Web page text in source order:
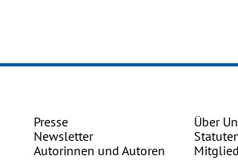
Presse
Newsletter
Autorinnen und Autoren
Über